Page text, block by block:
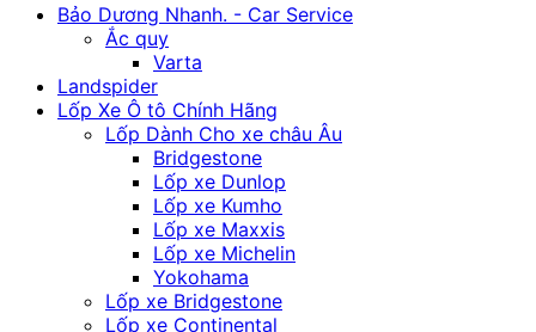
Bảo Dương Nhanh. - Car Service
Ắc quy
Varta
Landspider
Lốp Xe Ô tô Chính Hãng
Lốp Dành Cho xe châu Âu
Bridgestone
Lốp xe Dunlop
Lốp xe Kumho
Lốp xe Maxxis
Lốp xe Michelin
Yokohama
Lốp xe Bridgestone
Lốp xe Continental